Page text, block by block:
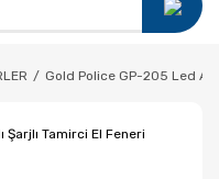
Gold Police GP-205 Led